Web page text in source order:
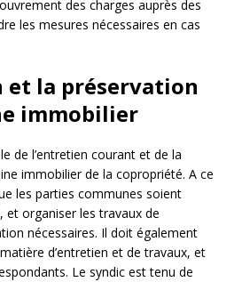
des charges auprès des
les mesures nécessaires en cas
et la préservation
immobilier
de l’entretien courant et de la
immobilier de la copropriété. A ce
les parties communes soient
organiser les travaux de
nécessaires. Il doit également
d’entretien et de travaux, et
Le syndic est tenu de